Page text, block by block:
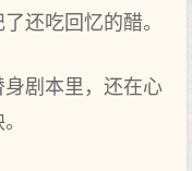
还吃回‌忆的醋。
剧本里‌，还在心